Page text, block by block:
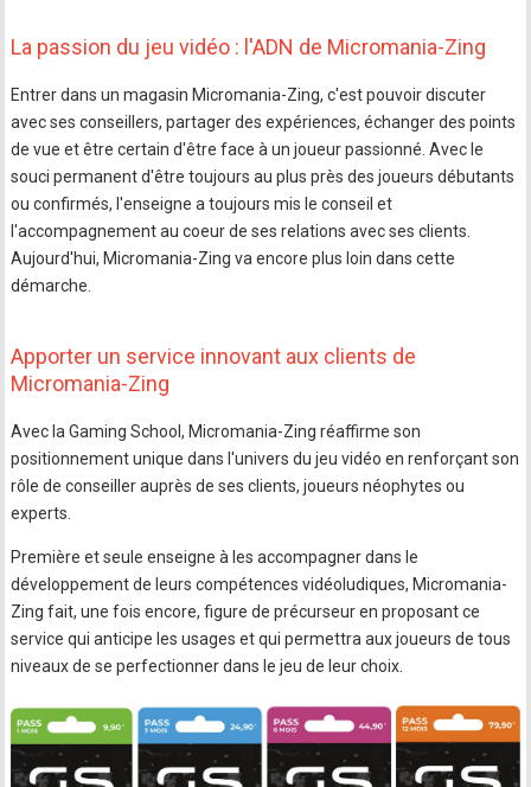
La passion du jeu vidéo : l'ADN de Micromania-Zing
Entrer dans un magasin Micromania-Zing, c'est pouvoir discuter
avec ses conseillers, partager des expériences, échanger des points
de vue et être certain d'être face à un joueur passionné. Avec le
souci permanent d'être toujours au plus près des joueurs débutants
ou confirmés, l'enseigne a toujours mis le conseil et
l'accompagnement au coeur de ses relations avec ses clients.
Aujourd'hui, Micromania-Zing va encore plus loin dans cette
démarche.
Apporter un service innovant aux clients de
Micromania-Zing
Avec la Gaming School, Micromania-Zing réaffirme son
positionnement unique dans l'univers du jeu vidéo en renforçant son
rôle de conseiller auprès de ses clients, joueurs néophytes ou
experts.
Première et seule enseigne à les accompagner dans le
développement de leurs compétences vidéoludiques, Micromania-
Zing fait, une fois encore, figure de précurseur en proposant ce
service qui anticipe les usages et qui permettra aux joueurs de tous
niveaux de se perfectionner dans le jeu de leur choix.